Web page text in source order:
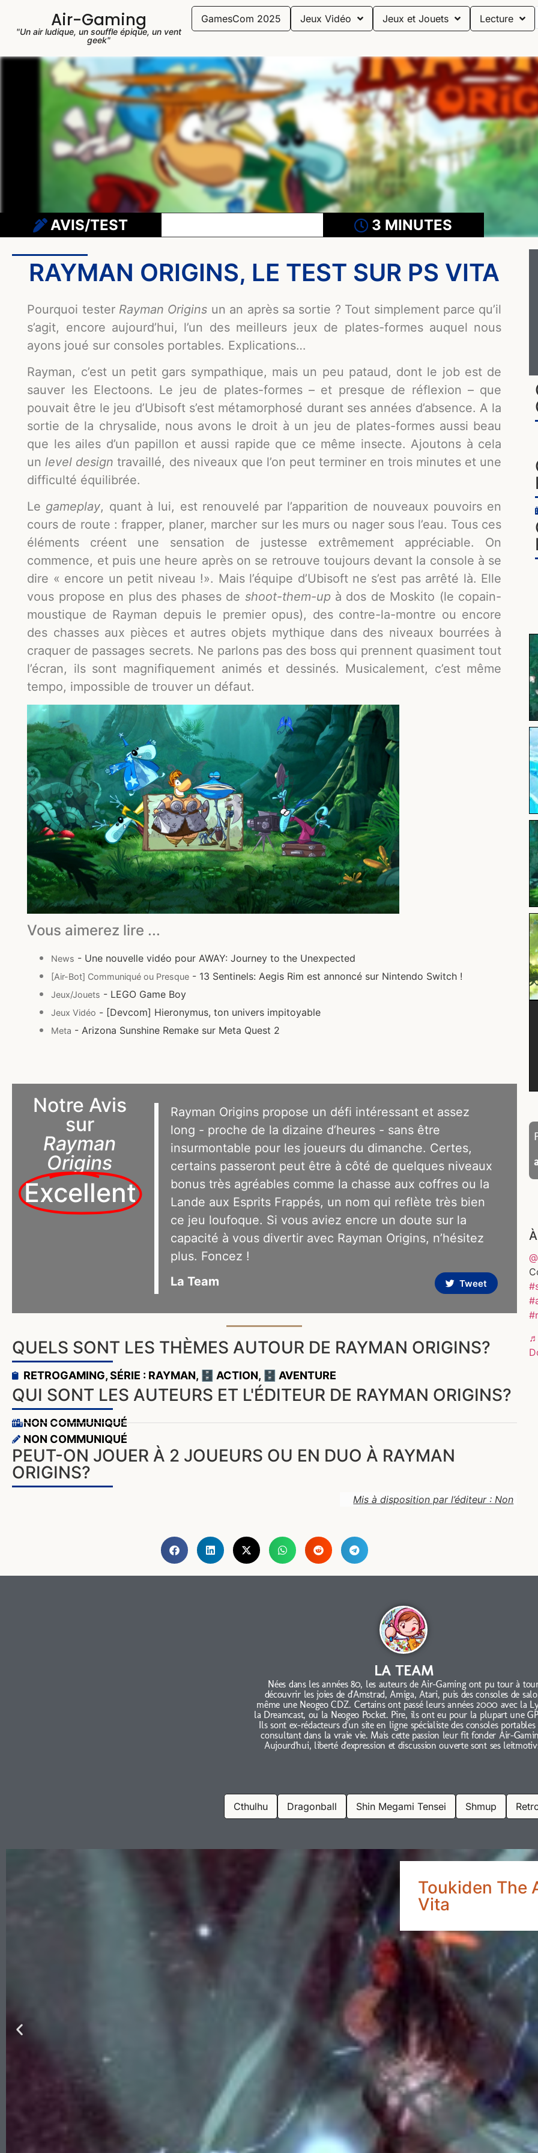
Air-Gaming
"Un air ludique, un souffle épique, un vent
geek"
GamesCom 2025 Jeux Vidéo Jeux et Jouets Lecture
AVIS/TEST 3 MINUTES
RAYMAN ORIGINS, LE TEST SUR PS VITA
Pourquoi tester Rayman Origins un an après sa sortie ? Tout simplement parce qu’il
s’agit, encore aujourd’hui, l’un des meilleurs jeux de plates-formes auquel nous
ayons joué sur consoles portables. Explications…
Rayman, c’est un petit gars sympathique, mais un peu pataud, dont le job est de
sauver les Electoons. Le jeu de plates-formes – et presque de réflexion – que
pouvait être le jeu d’Ubisoft s’est métamorphosé durant ses années d’absence. A la
sortie de la chrysalide, nous avons le droit à un jeu de plates-formes aussi beau
que les ailes d’un papillon et aussi rapide que ce même insecte. Ajoutons à cela
unlevel design travaillé, des niveaux que l’on peut terminer en trois minutes et une
difficulté équilibrée.
Le gameplay, quant à lui, est renouvelé par l’apparition de nouveaux pouvoirs en
cours de route : frapper, planer, marcher sur les murs ou nager sous l’eau. Tous ces
éléments créent une sensation de justesse extrêmement appréciable. On
commence, et puis une heure après on se retrouve toujours devant la console à se
dire « encore un petit niveau !». Mais l’équipe d’Ubisoft ne s’est pas arrêté là. Elle
vous propose en plus des phases de shoot-them-up à dos de Moskito (le copain-
moustique de Rayman depuis le premier opus), des contre-la-montre ou encore
des chasses aux pièces et autres objets mythique dans des niveaux bourrées à
craquer de passages secrets. Ne parlons pas des boss qui prennent quasiment tout
l’écran, ils sont magnifiquement animés et dessinés. Musicalement, c’est même
tempo, impossible de trouver un défaut.
Vous aimerez lire ...
News - Une nouvelle vidéo pour AWAY: Journey to the Unexpected
[Air-Bot] Communiqué ou Presque - 13 Sentinels: Aegis Rim est annoncé sur Nintendo Switch !
Jeux/Jouets - LEGO Game Boy
Jeux Vidéo - [Devcom] Hieronymus, ton univers impitoyable
Meta - Arizona Sunshine Remake sur Meta Quest 2
Notre Avis
sur
Rayman
Origins
Excellent
Rayman Origins propose un défi intéressant et assez
long - proche de la dizaine d’heures - sans être
insurmontable pour les joueurs du dimanche. Certes,
certains passeront peut être à côté de quelques niveaux
bonus très agréables comme la chasse aux coffres ou la
Lande aux Esprits Frappés, un nom qui reflète très bien
ce jeu loufoque. Si vous aviez encre un doute sur la
capacité à vous divertir avec Rayman Origins, n’hésitez
plus. Foncez !
La Team
Tweet
QUELS SONT LES THÈMES AUTOUR DE RAYMAN ORIGINS?
RETROGAMING,SÉRIE : RAYMAN, 🗄️ ACTION, 🗄️ AVENTURE
QUI SONT LES AUTEURS ET L'ÉDITEUR DE RAYMAN ORIGINS?
NON COMMUNIQUÉ
NON COMMUNIQUÉ
PEUT-ON JOUER À 2 JOUEURS OU EN DUO À RAYMAN
ORIGINS?
Mis à disposition par l’éditeur : Non
♬
LA TEAM
Nées dans les années 80, les auteurs de Air-Gaming ont pu tour à
découvrir les joies de d'Amstrad, Amiga, Atari, puis des consoles de
même une Neogeo CDZ. Certains ont passé leurs années 2000 avec la
la Dreamcast, ou la Neogeo Pocket. Pire, ils ont eu pour la plupart une
Ils sont ex-rédacteurs d'un site en ligne spécialiste des consoles portables
consultant dans la vraie vie. Mais cette passion leur fit fonder Air-
Aujourd'hui, liberté d'expression et discussion ouverte sont ses
Cthulhu Dragonball Shin Megami Tensei Shmup
Toukiden The
Vita